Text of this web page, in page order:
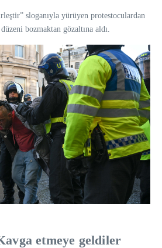
sloganıyla yürüyen protestoculardan
bozmaktan gözaltına aldı.
etmeye geldiler